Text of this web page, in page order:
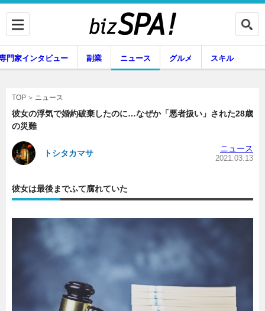
専門家インタビュー
副業
スキル
暮らし エンタメ
門家インタビュー 副業 ニュース グルメ スキル
TOP ニュース
彼女の浮気で婚約破棄したのに…なぜか「悪者扱い」された28歳
の災難
トシタカマサ ニュース
2021.03.13
彼女は最後までふて腐れていた